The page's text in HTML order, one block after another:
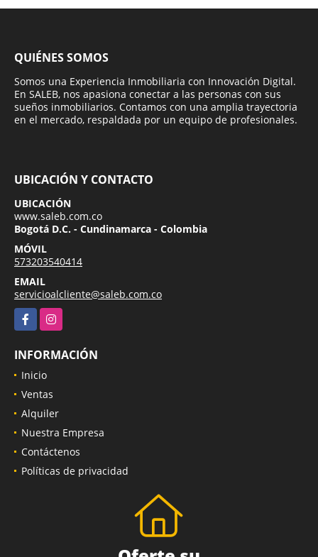
QUIÉNES SOMOS
Somos una Experiencia Inmobiliaria con Innovación Digital.
En SALEB, nos apasiona conectar a las personas con sus
sueños inmobiliarios. Contamos con una amplia trayectoria
en el mercado, respaldada por un equipo de profesionales.
UBICACIÓN Y CONTACTO
UBICACIÓN
www.saleb.com.co
Bogotá D.C. - Cundinamarca - Colombia
MÓVIL
573203540414
EMAIL
servicioalcliente@saleb.com.co
FacebookInstagram
INFORMACIÓN
Inicio
Ventas
Alquiler
Nuestra Empresa
Contáctenos
Políticas de privacidad